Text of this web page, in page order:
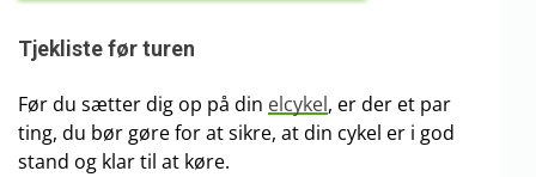
Tjekliste før turen
Før du sætter dig op på din elcykel, er der et par
ting, du bør gøre for at sikre, at din cykel er i god
stand og klar til at køre.